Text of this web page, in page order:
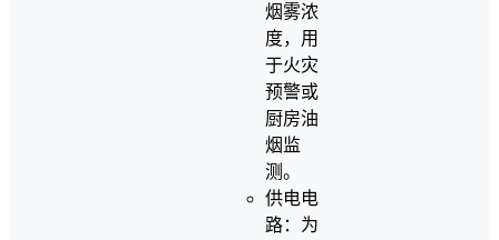
烟雾浓
度，用
于火灾
预警或
厨房油
烟监
测。
供电电
路：为